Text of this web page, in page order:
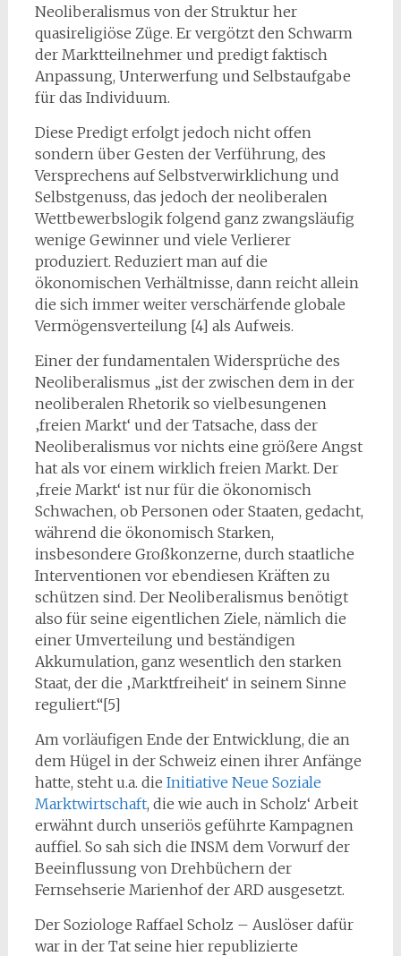
Neoliberalismus von der Struktur her
quasireligiöse Züge. Er vergötzt den Schwarm
der Marktteilnehmer und predigt faktisch
Anpassung, Unterwerfung und Selbstaufgabe
für das Individuum.
Diese Predigt erfolgt jedoch nicht offen
sondern über Gesten der Verführung, des
Versprechens auf Selbstverwirklichung und
Selbstgenuss, das jedoch der neoliberalen
Wettbewerbslogik folgend ganz zwangsläufig
wenige Gewinner und viele Verlierer
produziert. Reduziert man auf die
ökonomischen Verhältnisse, dann reicht allein
die sich immer weiter verschärfende globale
Vermögensverteilung [4] als Aufweis.
Einer der fundamentalen Widersprüche des
Neoliberalismus „ist der zwischen dem in der
neoliberalen Rhetorik so vielbesungenen
‚freien Markt‘ und der Tatsache, dass der
Neoliberalismus vor nichts eine größere Angst
hat als vor einem wirklich freien Markt. Der
‚freie Markt‘ ist nur für die ökonomisch
Schwachen, ob Personen oder Staaten, gedacht,
während die ökonomisch Starken,
insbesondere Großkonzerne, durch staatliche
Interventionen vor ebendiesen Kräften zu
schützen sind. Der Neoliberalismus benötigt
also für seine eigentlichen Ziele, nämlich die
einer Umverteilung und beständigen
Akkumulation, ganz wesentlich den starken
Staat, der die ‚Marktfreiheit‘ in seinem Sinne
reguliert.“[5]
Am vorläufigen Ende der Entwicklung, die an
dem Hügel in der Schweiz einen ihrer Anfänge
hatte, steht u.a. die Initiative Neue Soziale
Marktwirtschaft, die wie auch in Scholz‘ Arbeit
erwähnt durch unseriös geführte Kampagnen
auffiel. So sah sich die INSM dem Vorwurf der
Beeinflussung von Drehbüchern der
Fernsehserie Marienhof der ARD ausgesetzt.
Der Soziologe Raffael Scholz – Auslöser dafür
war in der Tat seine hier republizierte